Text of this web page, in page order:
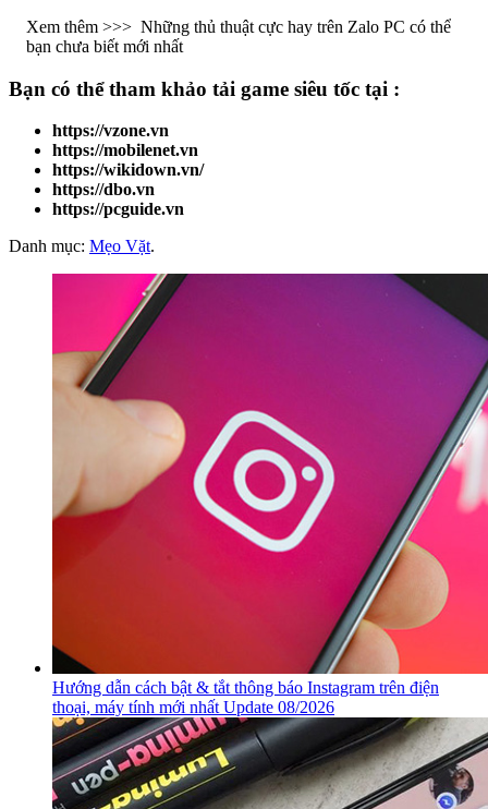
Xem thêm >>> Những thủ thuật cực hay trên Zalo PC có thể
bạn chưa biết mới nhất
Bạn có thể tham khảo tải game siêu tốc tại :
https://vzone.vn
https://mobilenet.vn
https://wikidown.vn/
https://dbo.vn
https://pcguide.vn
Danh mục: Mẹo Vặt.
Hướng dẫn cách bật & tắt thông báo Instagram trên điện
thoại, máy tính mới nhất Update 08/2026